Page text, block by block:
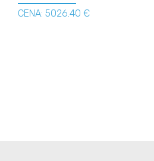
CENA: 5026.40 €